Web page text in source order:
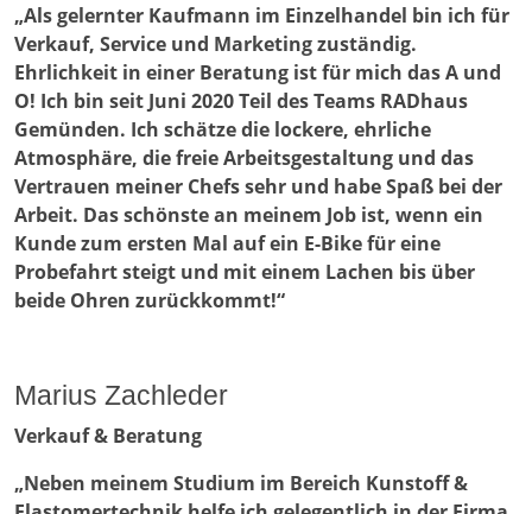
„Als gelernter Kaufmann im Einzelhandel bin ich für
Verkauf, Service und Marketing zuständig.
Ehrlichkeit in einer Beratung ist für mich das A und
O! Ich bin seit Juni 2020 Teil des Teams RADhaus
Gemünden. Ich schätze die lockere, ehrliche
Atmosphäre, die freie Arbeitsgestaltung und das
Vertrauen meiner Chefs sehr und habe Spaß bei der
Arbeit. Das schönste an meinem Job ist, wenn ein
Kunde zum ersten Mal auf ein E-Bike für eine
Probefahrt steigt und mit einem Lachen bis über
beide Ohren zurückkommt!“
Marius Zachleder
Verkauf & Beratung
„Neben meinem Studium im Bereich Kunstoff &